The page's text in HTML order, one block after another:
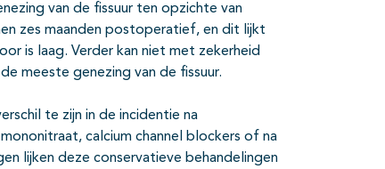
van de fissuur ten opzichte van
zes maanden postoperatief, en dit lijkt
is laag. Verder kan niet met zekerheid
meeste genezing van de fissuur.
te zijn in de incidentie na
calcium channel blockers of na
lijken deze conservatieve behandelingen